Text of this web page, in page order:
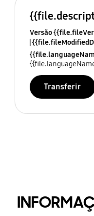
Versão
Transferir